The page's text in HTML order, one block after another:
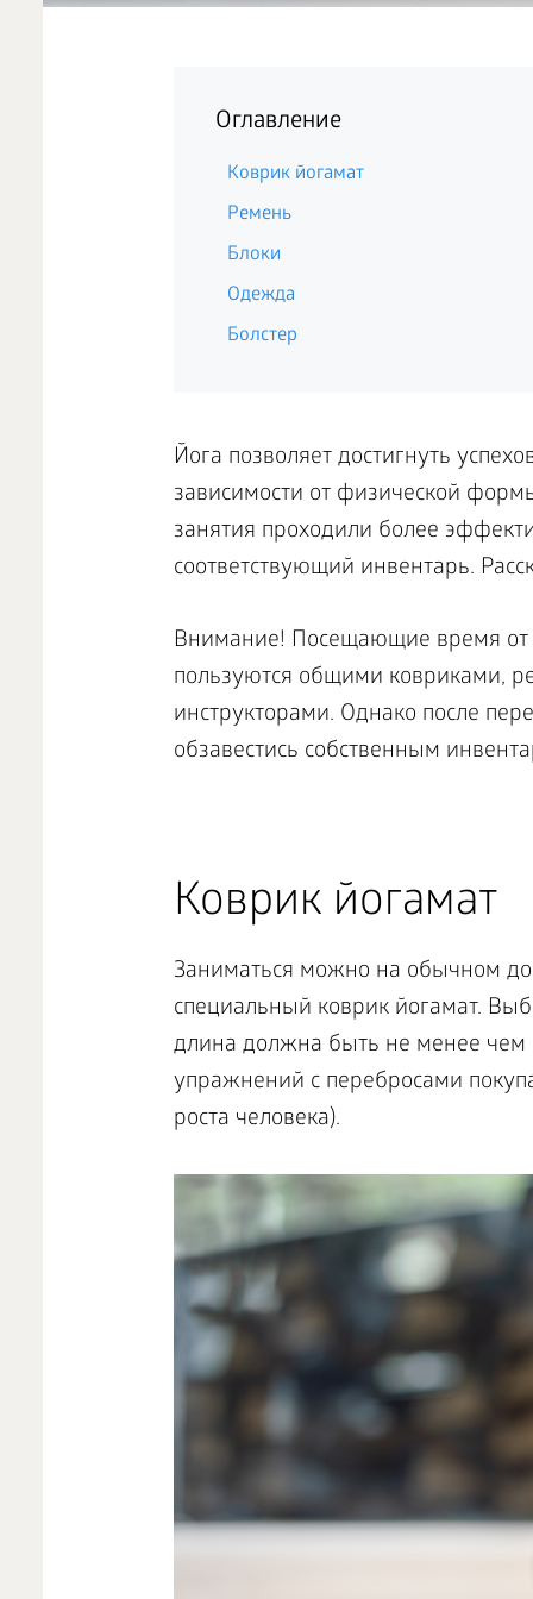
Оглавление
Коврик йогамат
Ремень
Блоки
Одежда
Болстер
Йога позволяет достигнуть
зависимости от физической
занятия проходили более
соответствующий инвентарь.
Внимание! Посещающие время от
пользуются общими ковриками,
инструкторами. Однако после
обзавестись собственным
Коврик йогамат
Заниматься можно на обычном
специальный коврик йогамат.
длина должна быть не менее чем
упражнений с перебросами
роста человека).